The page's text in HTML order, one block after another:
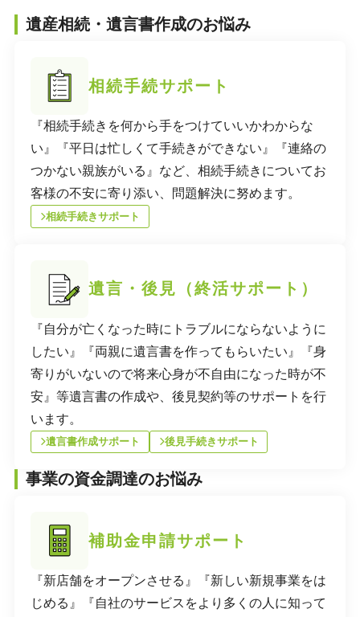
遺産相続・遺言書作成のお悩み
相続手続サポート
『相続手続きを何から手をつけていいかわからな
い』『平日は忙しくて手続きができない』『連絡の
つかない親族がいる』など、相続手続きについてお
客様の不安に寄り添い、問題解決に努めます。
相続手続きサポート
遺言・後見（終活サポート）
『自分が亡くなった時にトラブルにならないように
したい』『両親に遺言書を作ってもらいたい』『身
寄りがいないので将来心身が不自由になった時が不
安』等遺言書の作成や、後見契約等のサポートを行
います。
遺言書作成サポート 後見手続きサポート
事業の資金調達のお悩み
補助金申請サポート
『新店舗をオープンさせる』『新しい新規事業をは
じめる』『自社のサービスをより多くの人に知って